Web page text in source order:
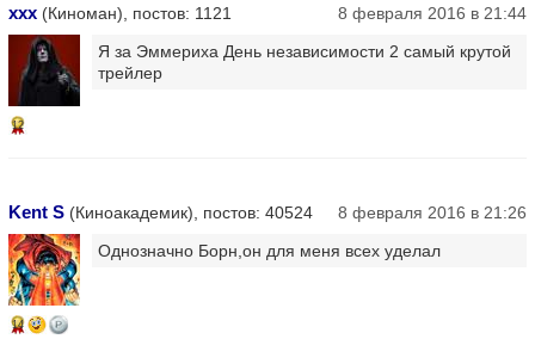
ххх (Киноман), постов: 1121 8 февраля 2016 в 21:44
12
Я за Эммериха День независимости 2 самый крутой
трейлер
Kent S (Киноакадемик), постов: 40524 8 февраля 2016 в 21:26
14
Однозначно Борн,он для меня всех уделал